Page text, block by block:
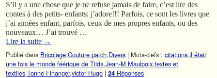
S’il y a une chose que je ne refuse jamais de faire, c’est lire des
contes à des petits- enfants; j’adore!!! Parfois, ce sont les livres que
j’ai aimées enfant, parfois, ceux de mes propres enfants, ou des
nouveaux… J’ai trouvé …
Lire la suite →
Publié dans Bricolage,Couture patch,Divers | Mots-clefs : citations,il était
une fois le monde féérique de Tilda,Jean-M.Maulpoix,textes et
textiles,Tonne Finanger,victor Hugo | 24 Réponses